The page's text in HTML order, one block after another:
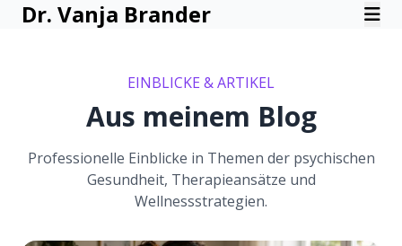
Dr. Vanja Brander
EINBLICKE & ARTIKEL
Aus meinem Blog
Professionelle Einblicke in Themen der psychischen
Gesundheit, Therapieansätze und
Wellnessstrategien.